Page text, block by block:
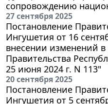
сопровождению
27 сентября 2025
Постановление
Ингушетия от 16
внесении изменений в
Правительства
25 июня 2024 г. N 113"
20 сентября 2025
Постановление
Ингушетия от 5